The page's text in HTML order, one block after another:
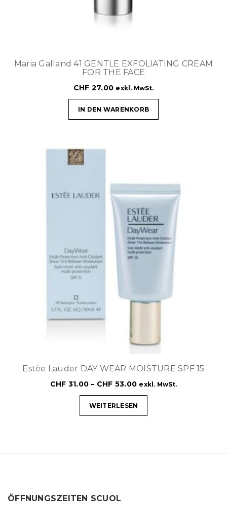
Maria Galland 41 GENTLE EXFOLIATING CREAM
FOR THE FACE
CHF 27.00 exkl. MwSt.
IN DEN WARENKORB
Estèe Lauder DAY WEAR MOISTURE SPF 15
CHF 31.00 – CHF 53.00 exkl. MwSt.
WEITERLESEN
ÖFFNUNGSZEITEN SCUOL